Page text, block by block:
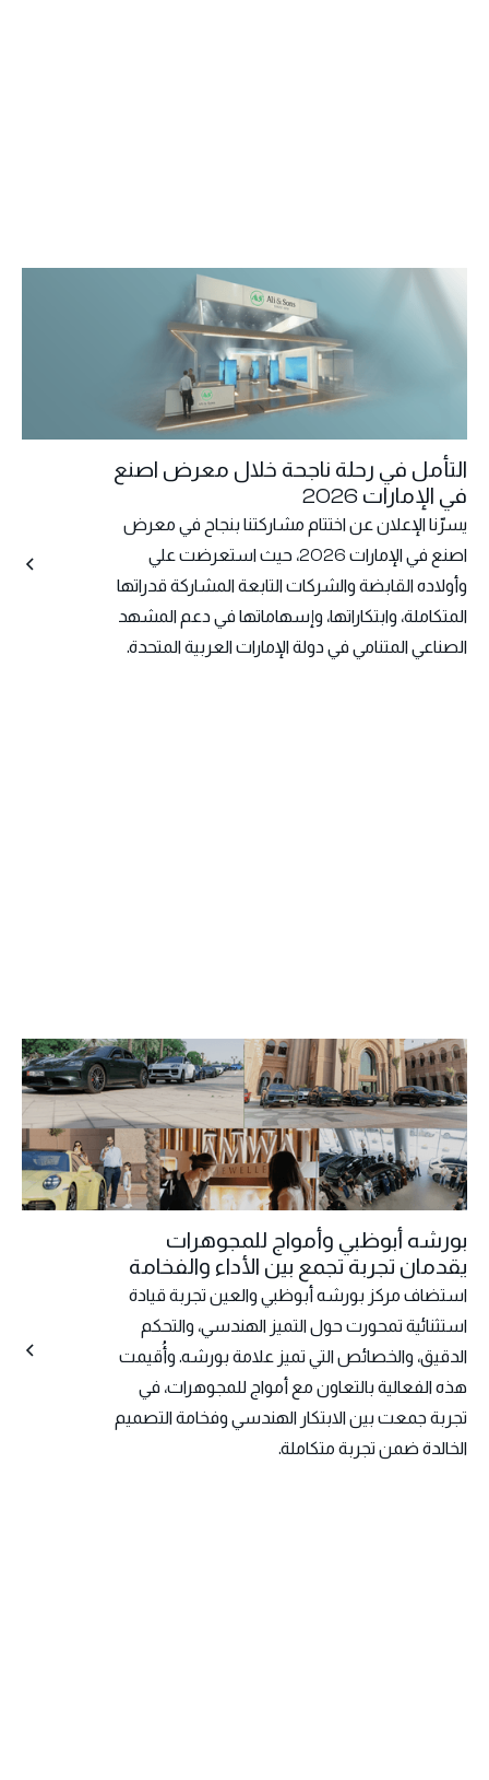
التأمل في رحلة ناجحة خلال معرض اصنع
في الإمارات 2026
يسرّنا الإعلان عن اختتام مشاركتنا بنجاح في معرض
اصنع في الإمارات 2026، حيث استعرضت علي
وأولاده القابضة والشركات التابعة المشاركة قدراتها
المتكاملة، وابتكاراتها، وإسهاماتها في دعم المشهد
الصناعي المتنامي في دولة الإمارات العربية المتحدة.
بورشه أبوظبي وأمواج للمجوهرات
يقدمان تجربة تجمع بين الأداء والفخامة
استضاف مركز بورشه أبوظبي والعين تجربة قيادة
استثنائية تمحورت حول التميز الهندسي، والتحكم
الدقيق، والخصائص التي تميز علامة بورشه. وأُقيمت
هذه الفعالية بالتعاون مع أمواج للمجوهرات، في
تجربة جمعت بين الابتكار الهندسي وفخامة التصميم
الخالدة ضمن تجربة متكاملة.